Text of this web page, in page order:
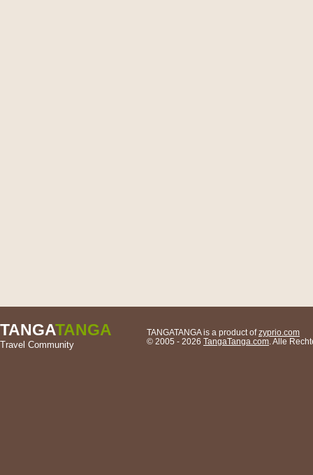
TANGATANGA
Travel Community
TANGATANGA is a product ofzyprio.com
© 2005 - 2026 TangaTanga.com . Alle